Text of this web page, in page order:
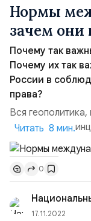
Нормы
зачем
Почему так
Почему их так
России в
права?
Вся
строятся на
Существует
соглашений,
соблюдение
Сегодня в СМИ
принципы
можно свободно
Читать 8 мин.
0
17.11.2022